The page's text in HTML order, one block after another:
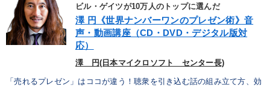
ビル・ゲイツが10万人のトップに選んだ
澤 円《世界ナンバーワンのプレゼン術》音
声・動画講座（CD・DVD・デジタル版対
応）
澤 円(日本マイクロソフト センター長)
「売れるプレゼン」はココが違う！聴衆を引き込む話の組み立て方、効